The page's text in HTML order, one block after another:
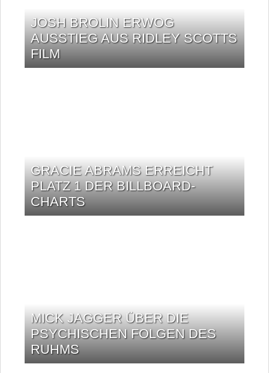
JOSH BROLIN ERWOG
AUSSTIEG AUS RIDLEY SCOTTS
FILM
GRACIE ABRAMS ERREICHT
PLATZ 1 DER BILLBOARD-
CHARTS
MICK JAGGER ÜBER DIE
PSYCHISCHEN FOLGEN DES
RUHMS